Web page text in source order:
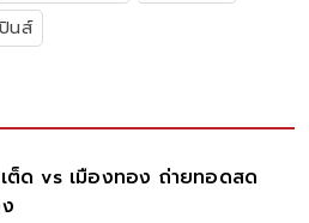
นส์
vs กัมพูชา ถ่ายทอดสดบอลไทยวั
"บอลไทยวันนี้"